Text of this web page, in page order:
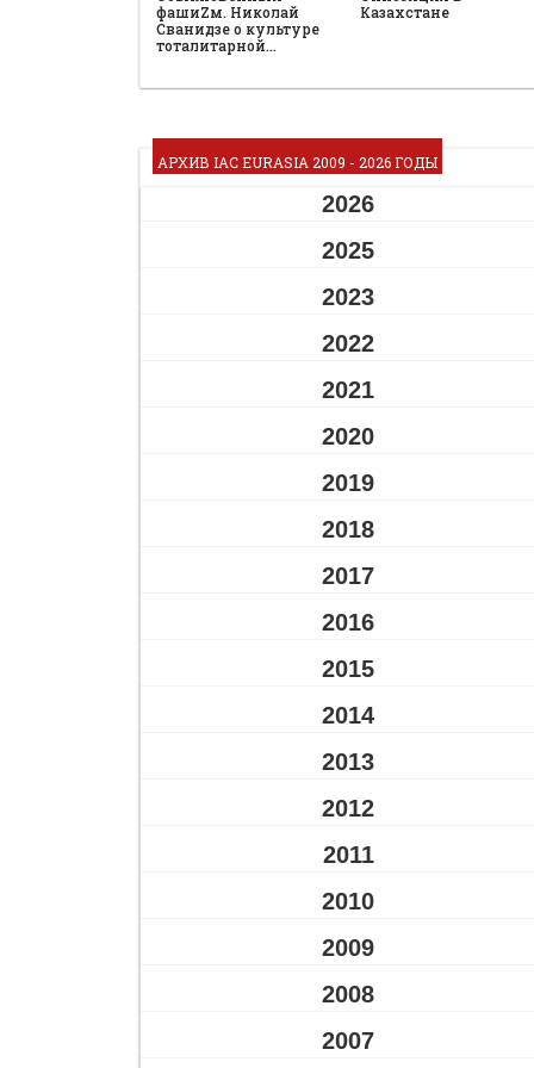
фашиZм. Николай
Сванидзе о культуре
тоталитарной…
Казахстане
АРХИВ IAC EURASIA 2009 - 2026 ГОДЫ
2026
2025
2023
2022
2021
2020
2019
2018
2017
2016
2015
2014
2013
2012
2011
2010
2009
2008
2007